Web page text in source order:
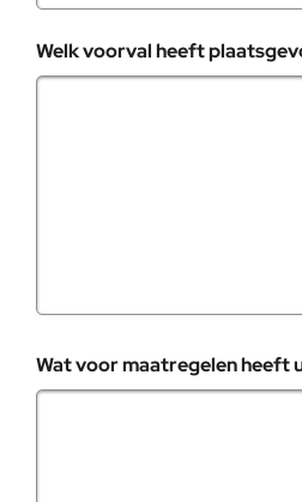
Welk voorval heeft
Wat voor maatregelen heeft